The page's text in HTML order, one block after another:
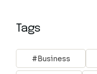
Tags
Business